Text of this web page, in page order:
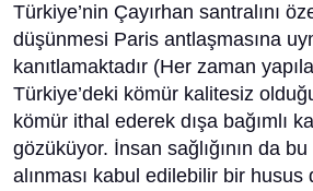
Türkiye’nin Çayırhan santralını
düşünmesi Paris antlaşmasına
kanıtlamaktadır (Her zaman
Türkiye’deki kömür kalitesiz
kömür ithal ederek dışa bağımlı
gözüküyor. İnsan sağlığının da
alınması kabul edilebilir bir husus